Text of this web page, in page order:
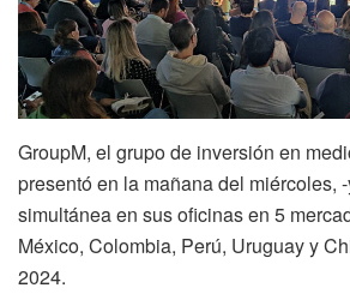
GroupM, el grupo de inversión en
presentó en la mañana del miércoles,
simultánea en sus oficinas en 5
México, Colombia, Perú, Uruguay y
2024.